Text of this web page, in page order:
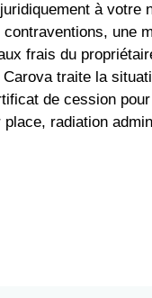
à votre
une
frais du
traite la
de cession pour
radiation